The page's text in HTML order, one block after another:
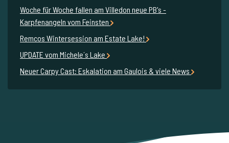
Woche für Woche fallen am Villedon neue PB's -
Karpfenangeln vom Feinsten
Remcos Wintersession am Estate Lake!
UPDATE vom Michele´s Lake
Neuer Carpy Cast: Eskalation am Gaulois & viele News